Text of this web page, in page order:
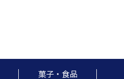
菓子・食品